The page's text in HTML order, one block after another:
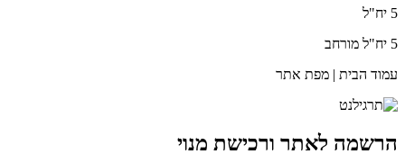
5 יח"ל
5 יח"ל מורחב
עמוד הבית | מפת אתר
הרשמה לאתר ורכישת מנוי